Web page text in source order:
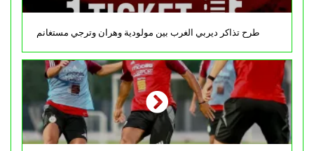
طرح تذاكر ديربي الغرب بين مولودية وهران وترجي مستغانم